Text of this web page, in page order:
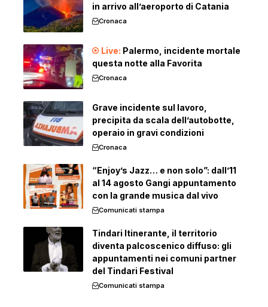
in arrivo all’aeroporto di Catania
Cronaca
Palermo, incidente mortale
questa notte alla Favorita
Cronaca
Grave incidente sul lavoro,
precipita da scala dell’autobotte,
operaio in gravi condizioni
Cronaca
“Enjoy’s Jazz… e non solo”: dall’11
al 14 agosto Gangi appuntamento
con la grande musica dal vivo
Comunicati stampa
Tindari Itinerante, il territorio
diventa palcoscenico diffuso: gli
appuntamenti nei comuni partner
del Tindari Festival
Comunicati stampa